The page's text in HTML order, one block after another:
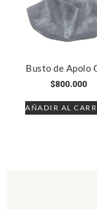
Busto de Apolo
$800.000
AÑADIR AL